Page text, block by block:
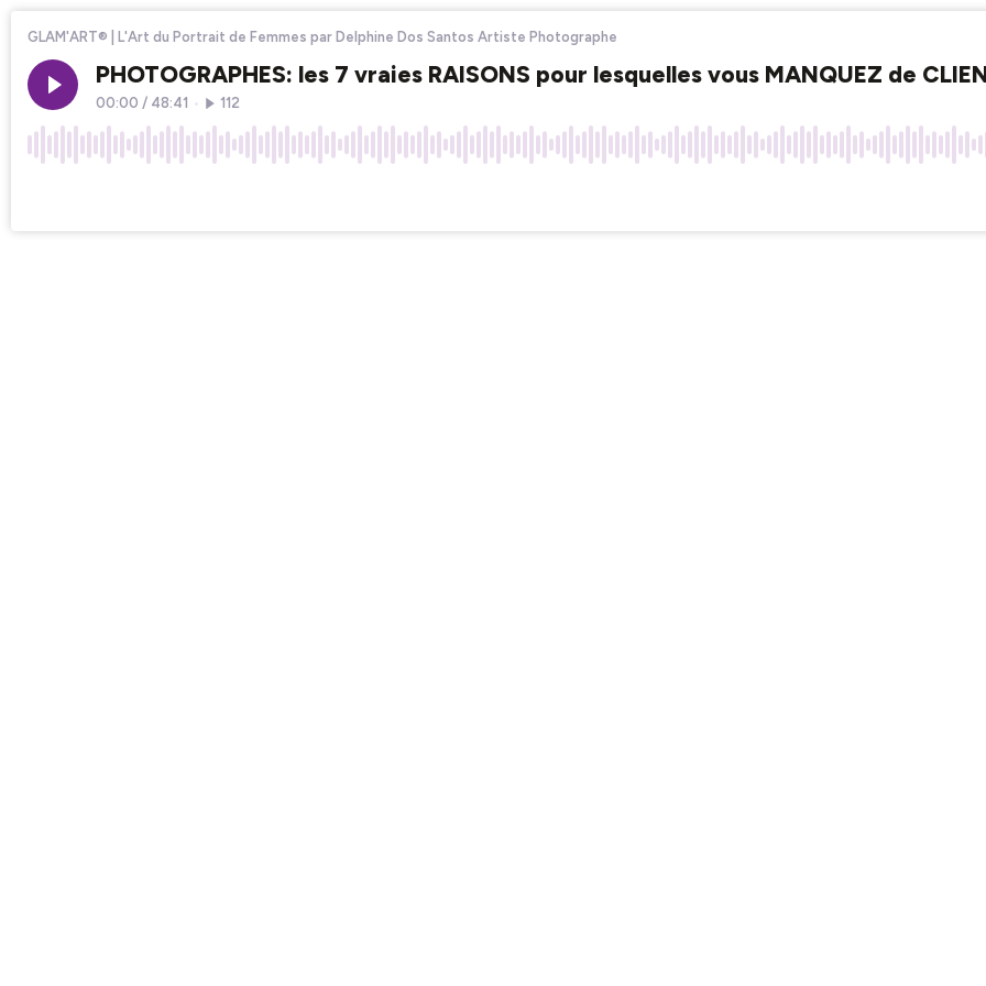
GLAM'ART® | L'Art du Portrait de Femmes par Delphine Dos Santos Artiste Photographe
PHOTOGRAPHES: les 7 vraies RAISONS pour lesquelles vous MANQUEZ de
00:00 / 48:41 112